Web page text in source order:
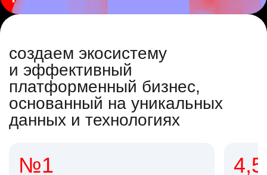
создаем экосистему
и эффективный
платформенный бизнес,
основанный на уникальных
данных и технологиях
4,5